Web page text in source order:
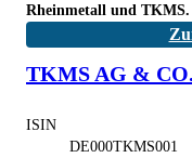
Rheinmetall und TKMS.
TKMS AG &
ISIN
DE000TKMS001